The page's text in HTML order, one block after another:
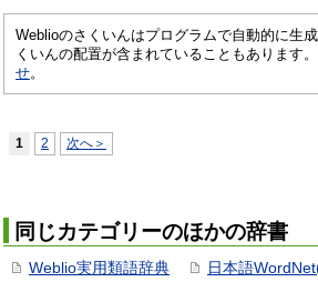
Weblioのさくいんはプログラムで自動的に生
くいんの配置が含まれていることもあります
せ。
1 2 次へ＞
同じカテゴリーのほかの辞書
Weblio実用類語辞典
日本語